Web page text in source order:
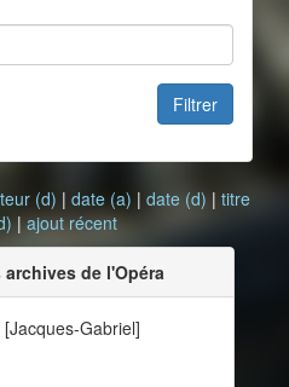
Filtrer
(d) | date (a) | date (d) | titre
|ajout récent
de l'Opéra
Gabriel]